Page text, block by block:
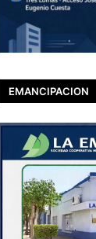
EMANCIPACION